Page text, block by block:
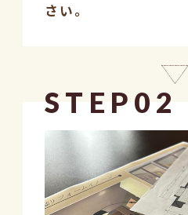
さい。
STEP02